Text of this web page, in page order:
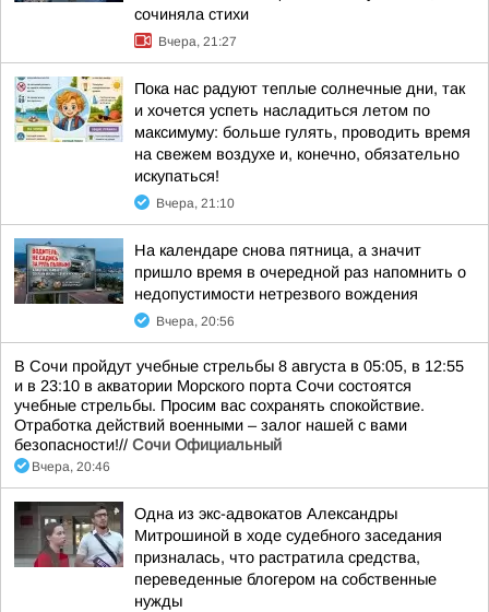
сочиняла стихи
Вчера, 21:27
Пока нас радуют теплые солнечные дни, так
и хочется успеть насладиться летом по
максимуму: больше гулять, проводить время
на свежем воздухе и, конечно, обязательно
искупаться!
Вчера, 21:10
На календаре снова пятница, а значит
пришло время в очередной раз напомнить о
недопустимости нетрезвого вождения
Вчера, 20:56
В Сочи пройдут учебные стрельбы 8 августа в 05:05, в 12:55
и в 23:10 в акватории Морского порта Сочи состоятся
учебные стрельбы. Просим вас сохранять спокойствие.
Отработка действий военными – залог нашей с вами
безопасности!// Сочи Официальный
Вчера, 20:46
Одна из экс-адвокатов Александры
Митрошиной в ходе судебного заседания
призналась, что растратила средства,
переведенные блогером на собственные
нужды